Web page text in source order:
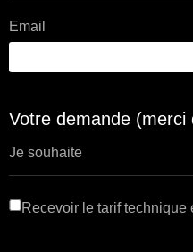
Email
Votre demande
Je souhaite
Recevoir le tarif technique